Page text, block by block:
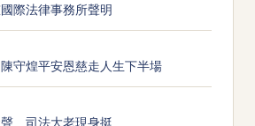
際法律事務所聲明
守煌平安恩慈走人生下半場
聲 司法大老現身挺